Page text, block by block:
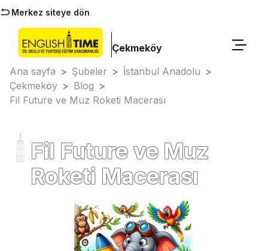
Merkez siteye dön
Çekmeköy
Ana sayfa > Şubeler > İstanbul Anadolu >
Çekmeköy > Blog >
Fil Future ve Muz Roketi Macerası
Fil Future ve Muz
Roketi Macerası